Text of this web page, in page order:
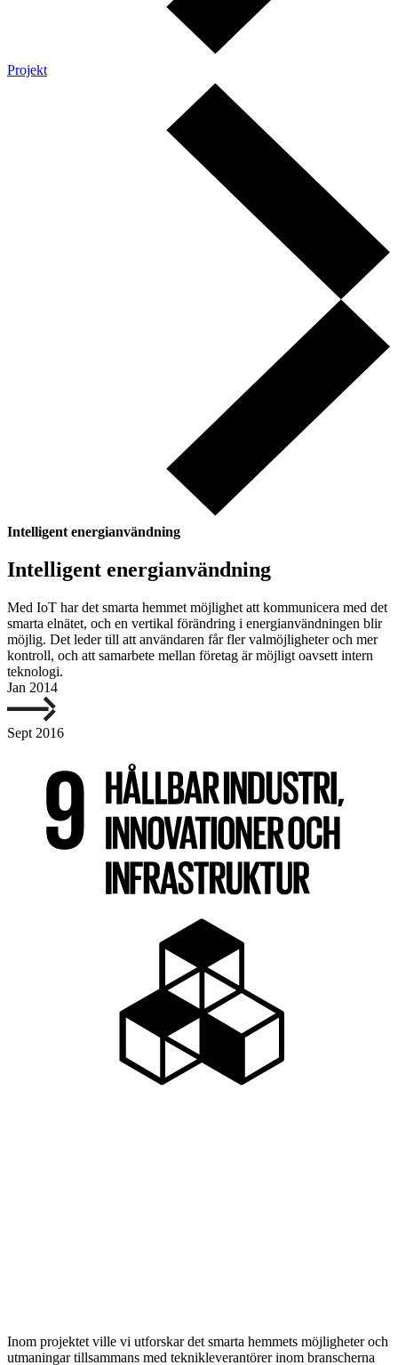
Projekt
Intelligent energianvändning
Intelligent energianvändning
Med IoT har det smarta hemmet möjlighet att kommunicera med det
smarta elnätet, och en vertikal förändring i energianvändningen blir
möjlig. Det leder till att användaren får fler valmöjligheter och mer
kontroll, och att samarbete mellan företag är möjligt oavsett intern
teknologi.
Jan 2014
Sept 2016
Inom projektet ville vi utforskar det smarta hemmets möjligheter och
utmaningar tillsammans med teknikleverantörer inom branscherna